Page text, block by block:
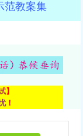
范教案集
】
！